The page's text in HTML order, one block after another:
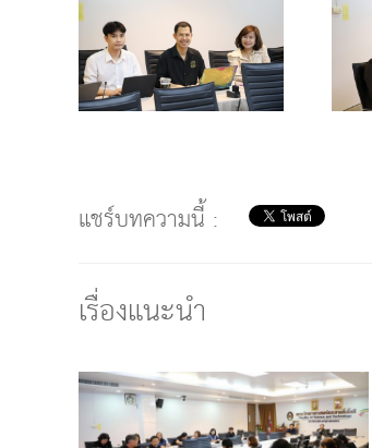
แชร์บทความนี้ :
เรื่องแนะนำ